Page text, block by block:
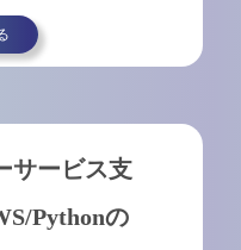
サービス支
Pythonの